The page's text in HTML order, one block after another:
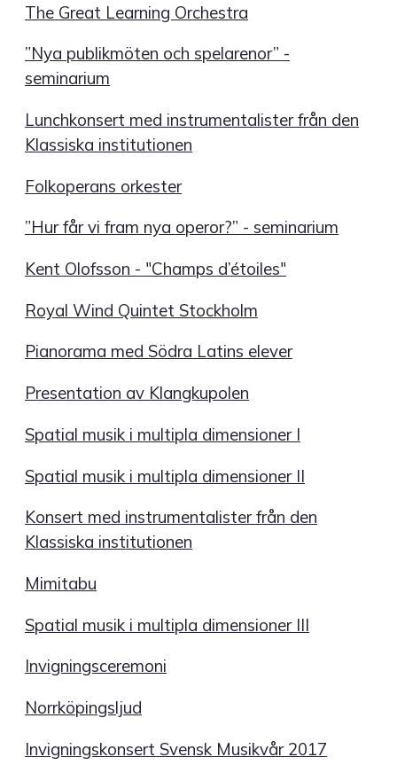
The Great Learning Orchestra
”Nya publikmöten och spelarenor” -
seminarium
Lunchkonsert med instrumentalister från den
Klassiska institutionen
Folkoperans orkester
”Hur får vi fram nya operor?” - seminarium
Kent Olofsson - "Champs d’étoiles"
Royal Wind Quintet Stockholm
Pianorama med Södra Latins elever
Presentation av Klangkupolen
Spatial musik i multipla dimensioner I
Spatial musik i multipla dimensioner II
Konsert med instrumentalister från den
Klassiska institutionen
Mimitabu
Spatial musik i multipla dimensioner III
Invigningsceremoni
Norrköpingsljud
Invigningskonsert Svensk Musikvår 2017